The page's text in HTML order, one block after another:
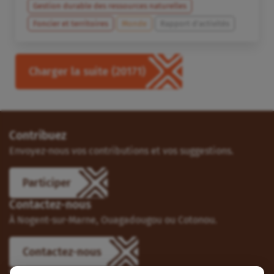
Gestion durable des ressources naturelles
Foncier et territoires
Monde
Charger la suite (20171)
Contribuez
Envoyez-nous vos contributions et vos suggestions.
Participer
Contactez-nous
À Nogent-sur-Marne, Ouagadougou ou Cotonou.
Contactez-nous